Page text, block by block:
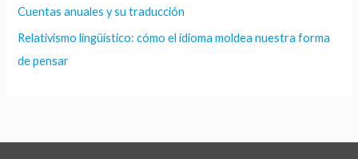
Cuentas anuales y su traducción
Relativismo lingüístico: cómo el idioma moldea nuestra forma
de pensar